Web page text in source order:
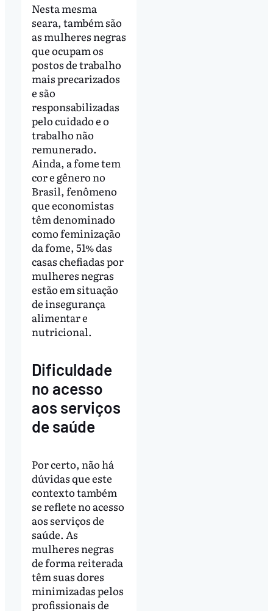
Nesta mesma
seara, também são
as mulheres negras
que ocupam os
postos de trabalho
mais precarizados
e são
responsabilizadas
pelo cuidado e o
trabalho não
remunerado.
Ainda, a fome tem
cor e gênero no
Brasil, fenômeno
que economistas
têm denominado
como feminização
da fome, 51% das
casas chefiadas por
mulheres negras
estão em situação
de insegurança
alimentar e
nutricional.
Dificuldade
no acesso
aos serviços
de saúde
Por certo, não há
dúvidas que este
contexto também
se reflete no acesso
aos serviços de
saúde. As
mulheres negras
de forma reiterada
têm suas dores
minimizadas pelos
profissionais de